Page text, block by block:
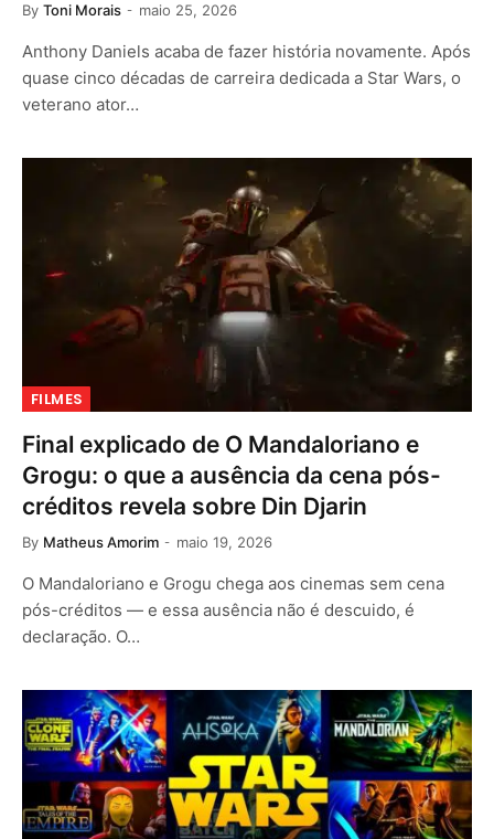
By Toni Morais maio 25, 2026
Anthony Daniels acaba de fazer história novamente. Após
quase cinco décadas de carreira dedicada a Star Wars, o
veterano ator…
FILMES
Final explicado de O Mandaloriano e
Grogu: o que a ausência da cena pós-
créditos revela sobre Din Djarin
By Matheus Amorim maio 19, 2026
O Mandaloriano e Grogu chega aos cinemas sem cena
pós-créditos — e essa ausência não é descuido, é
declaração. O…